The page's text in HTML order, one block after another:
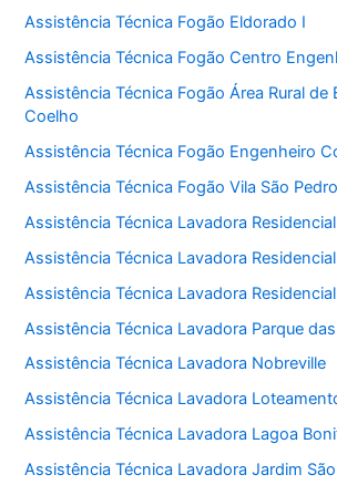
Assistência Técnica Fogão Eldorado I
Assistência Técnica Fogão Centro
Assistência Técnica Fogão Área Rural de
Coelho
Assistência Técnica Fogão Engenheiro
Assistência Técnica Fogão Vila São Pedro
Assistência Técnica Lavadora
Assistência Técnica Lavadora
Assistência Técnica Lavadora
Assistência Técnica Lavadora Parque
Assistência Técnica Lavadora Nobreville
Assistência Técnica Lavadora
Assistência Técnica Lavadora Lagoa
Assistência Técnica Lavadora Jardim